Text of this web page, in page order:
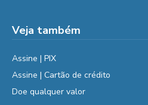
Veja também
Assine | PIX
Assine | Cartão de crédito
Doe qualquer valor